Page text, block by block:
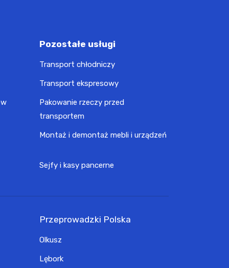
Pozostałe usługi
Transport chłodniczy
Transport ekspresowy
Pakowanie rzeczy przed
transportem
Montaż i demontaż mebli i urządzeń
Sejfy i kasy pancerne
Przeprowadzki Polska
Olkusz
Lębork